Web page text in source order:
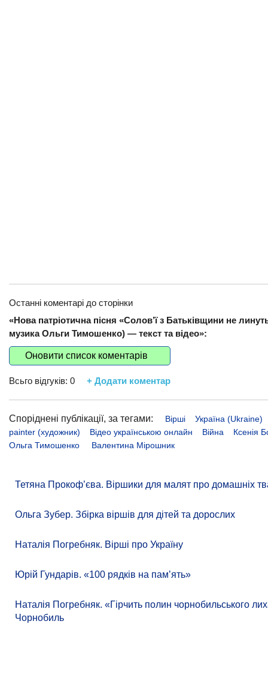
Останні коментарі до сторінки
«Нова патріотична пісня «Солов’ї з Батьківщини не
музика Ольги Тимошенко) — текст та відео»:
Оновити список коментарів
Всьго відгуків: 0 + Додати коментар
Споріднені публікації, за тегами: Вірші
Україна (Ukraine)
painter (художник)
Відео українською онлайн Війна
Ксенія
Ольга Тимошенко
Валентина Мірошник
Тетяна Прокоф’єва. Віршики для малят про домашніх
Ольга Зубер. Збірка віршів для дітей та дорослих
Наталія Погребняк. Вірші про Україну
Юрій Гундарів. «100 рядків на памʼять»
Наталія Погребняк. «Гірчить полин чорнобильського
Чорнобиль